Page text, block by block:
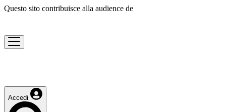
Questo sito contribuisce alla audience de
Accedi